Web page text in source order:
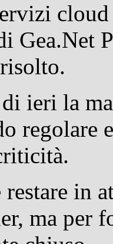
Gea.Net
ieri la
regolare
restare in
ma per